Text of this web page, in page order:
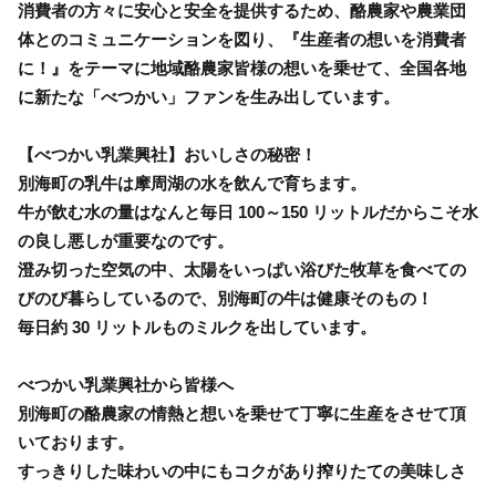
消費者の方々に安心と安全を提供するため、酪農家や農業団
体とのコミュニケーションを図り、『生産者の想いを消費者
に！』をテーマに地域酪農家皆様の想いを乗せて、全国各地
に新たな「べつかい」ファンを生み出しています。
【べつかい乳業興社】おいしさの秘密！
別海町の乳牛は摩周湖の水を飲んで育ちます。
牛が飲む水の量はなんと毎日 100～150 リットルだからこそ水
の良し悪しが重要なのです。
澄み切った空気の中、太陽をいっぱい浴びた牧草を食べての
びのび暮らしているので、別海町の牛は健康そのもの！
毎日約 30 リットルものミルクを出しています。
べつかい乳業興社から皆様へ
別海町の酪農家の情熱と想いを乗せて丁寧に生産をさせて頂
いております。
すっきりした味わいの中にもコクがあり搾りたての美味しさ